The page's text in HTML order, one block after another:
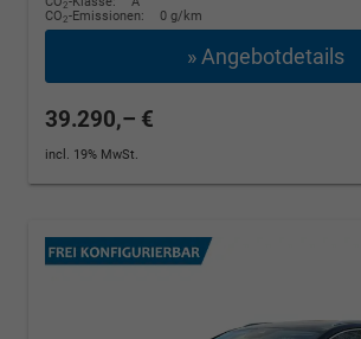
2
CO2-Emissionen: 0 g/km
» Angebotdetails
39.290,– €
incl. 19% MwSt.